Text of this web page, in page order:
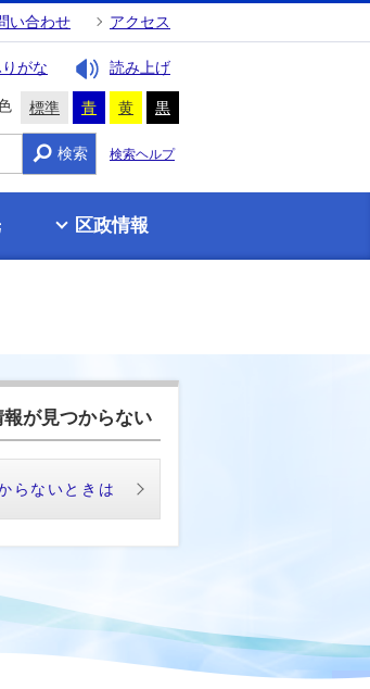
い合わせ アクセス
がな 読み上げ
標準 青 黄 黒
検索 検索ヘルプ
区政情報
が見つからない
らないときは